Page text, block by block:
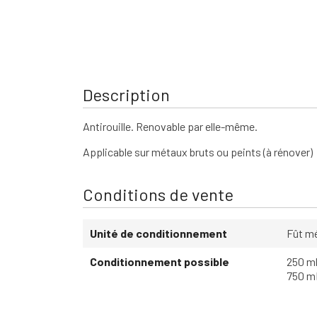
Description
Antirouille. Renovable par elle-même.
Applicable sur métaux bruts ou peints (à rénover)
Conditions de vente
Unité de conditionnement Fût
Conditionnement possible
250 ml
750 mL